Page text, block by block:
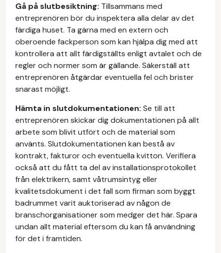
Gå på slutbesiktning: Tillsammans med
entreprenören bör du inspektera alla delar av det
färdiga huset. Ta gärna med en extern och
oberoende fackperson som kan hjälpa dig med att
kontrollera att allt färdigställts enligt avtalet och de
regler och normer som är gällande. Säkerställ att
entreprenören åtgärdar eventuella fel och brister
snarast möjligt.
Hämta in slutdokumentationen: Se till att
entreprenören skickar dig dokumentationen på allt
arbete som blivit utfört och de material som
använts. Slutdokumentationen kan bestå av
kontrakt, fakturor och eventuella kvitton. Verifiera
också att du fått ta del av installationsprotokollet
från elektrikern, samt våtrumsintyg eller
kvalitetsdokument i det fall som firman som byggt
badrummet varit auktoriserad av någon de
branschorganisationer som medger det här. Spara
undan allt material eftersom du kan få användning
för det i framtiden.